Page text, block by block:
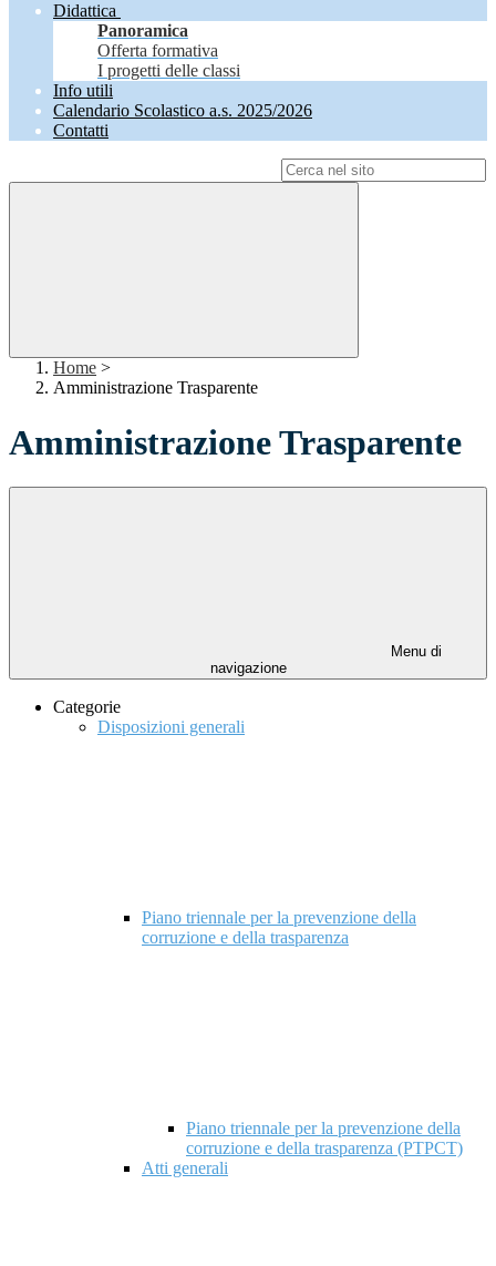
Didattica
Panoramica
Offerta formativa
I progetti delle classi
Info utili
Calendario Scolastico a.s. 2025/2026
Contatti
Home >
Amministrazione Trasparente
Amministrazione Trasparente
Menu di
navigazione
Categorie
Disposizioni generali
Piano triennale per la prevenzione della
corruzione e della trasparenza
Piano triennale per la prevenzione della
corruzione e della trasparenza (PTPCT)
Atti generali